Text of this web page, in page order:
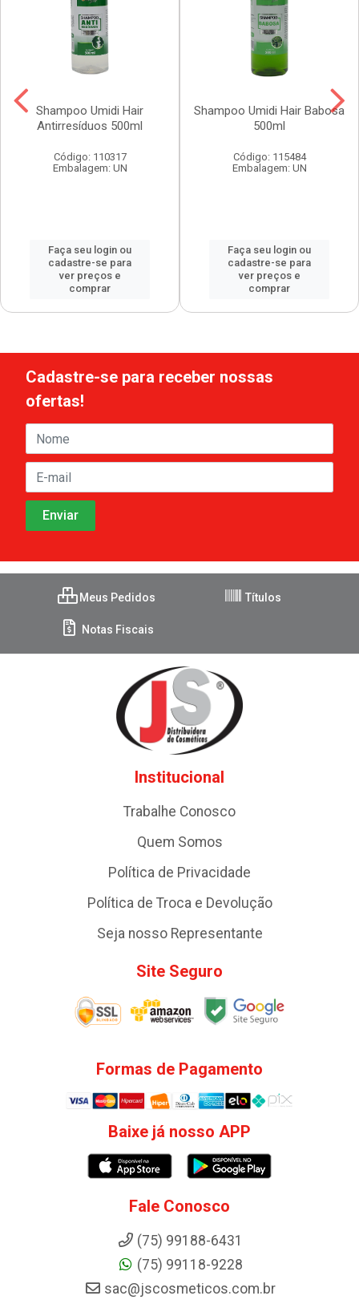
Shampoo Umidi Hair
Antirresíduos 500ml
Código: 110317
Embalagem: UN
Faça seu login ou
cadastre-se para
ver preços e
comprar
Shampoo Umidi Hair Babosa
500ml
Código: 115484
Embalagem: UN
Faça seu login ou
cadastre-se para
ver preços e
comprar
Cadastre-se para receber nossas
ofertas!
Meus Pedidos Títulos
Notas Fiscais
Institucional
Trabalhe Conosco
Quem Somos
Política de Privacidade
Política de Troca e Devolução
Seja nosso Representante
Site Seguro
Formas de Pagamento
Baixe já nosso APP
Fale Conosco
(75) 99188-6431
(75) 99118-9228
sac@jscosmeticos.com.br